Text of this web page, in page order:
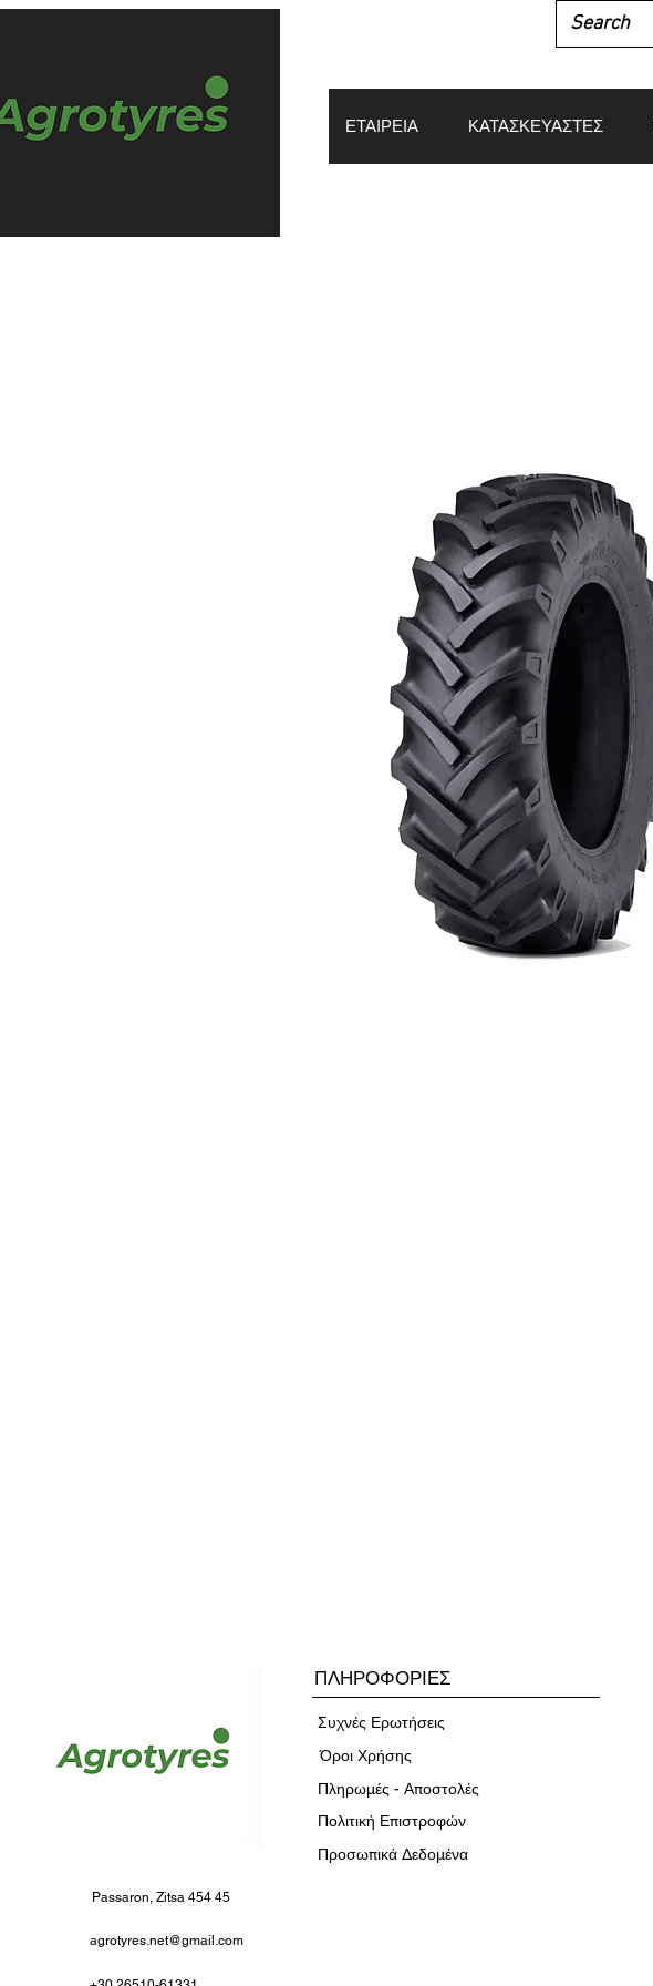
ΕΤΑΙΡΕΙΑ ΚΑΤΑΣΚΕΥΑΣΤΕΣ
ΠΛΗΡΟΦΟΡΙΕΣ
Συχνές Ερωτήσεις
​Όροι Χρήσης
Πληρωμές - Αποστολές
Πολιτική Επιστροφών
Προσωπικά Δεδομένα
Passaron, Zitsa 454 45
agrotyres.net@gmail.com